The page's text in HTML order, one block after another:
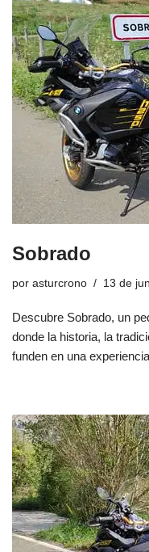
Sobrado
por asturcrono 13 de
Descubre Sobrado, un
donde la historia, la
funden en una